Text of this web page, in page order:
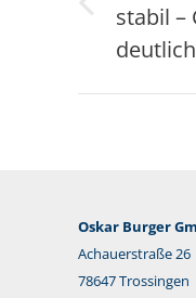
Vorheriger
Beitrag:
stabil –
Oskar Burger
Achauerstraße 26
78647 Trossingen